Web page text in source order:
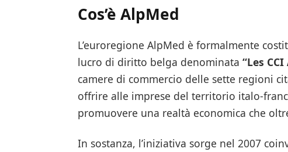
Cos’è AlpMed
L’euroregione AlpMed è formalmente
lucro di diritto belga denominata “Les
camere di commercio delle sette regioni
offrire alle imprese del territorio italo-
promuovere una realtà economica che
In sostanza, l’iniziativa sorge nel 2007